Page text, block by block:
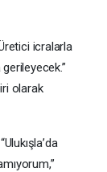
icralarla
olarak